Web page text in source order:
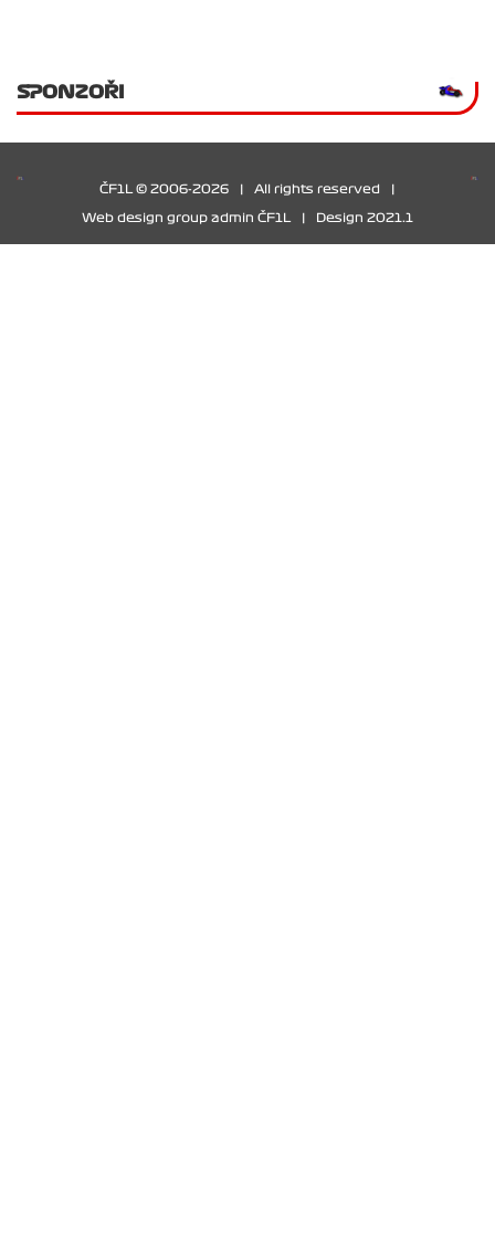
SPONZOŘI
ČF1L © 2006-2026 All rights reserved
Web design group admin ČF1L Design 2021.1